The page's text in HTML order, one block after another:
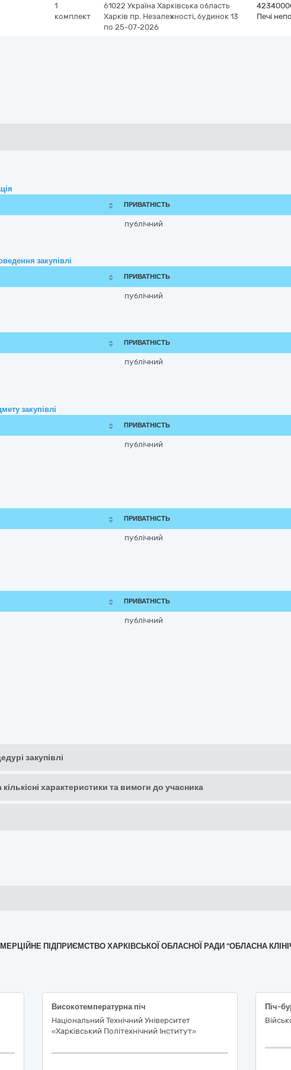
1
комплект
61022 Україна Харківська область
Харків пр. Незалежності, будинок 13
по 25-07-2026
Печі
ПРИВАТНІСТЬ
публічний
закупівлі
ПРИВАТНІСТЬ
публічний
ПРИВАТНІСТЬ
публічний
закупівлі
ПРИВАТНІСТЬ
публічний
ПРИВАТНІСТЬ
публічний
ПРИВАТНІСТЬ
публічний
закупівлі
кількісні характеристики та вимоги до учасника
ПІДПРИЄМСТВО ХАРКІВСЬКОЇ ОБЛАСНОЇ РАДИ "ОБЛАСНА
Високотемпературна піч
Національний Технічний Університет
«Харківський Політехнічний Інститут»